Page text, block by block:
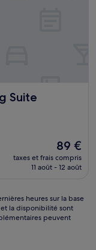
Suite
Le
nouveau
prix
89 €
89 €
taxes et frais compris
11 août - 12 août
heures sur la base
et la disponibilité sont
peuvent